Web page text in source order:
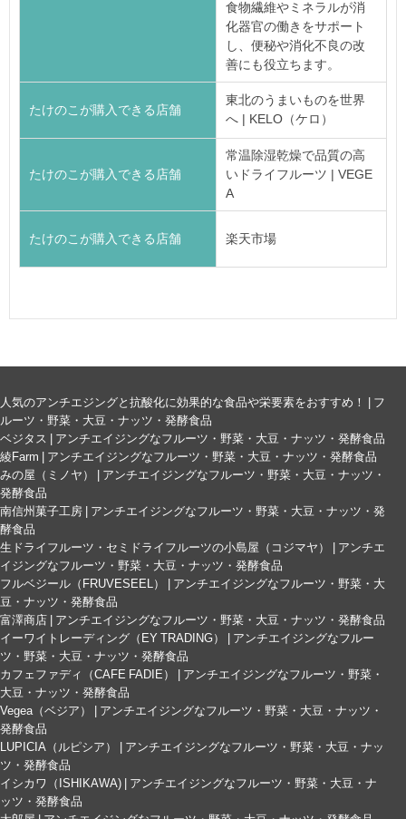
食物繊維やミネラルが消
化器官の働きをサポート
し、便秘や消化不良の改
善にも役立ちます。
たけのこが購入できる店舗
東北のうまいものを世界
へ | KELO（ケロ）
たけのこが購入できる店舗
常温除湿乾燥で品質の高
いドライフルーツ | VEGE
A
たけのこが購入できる店舗 楽天市場
人気のアンチエジングと抗酸化に効果的な食品や栄要素をおすすめ！ | フ
ルーツ・野菜・大豆・ナッツ・発酵食品
ベジタス | アンチエイジングなフルーツ・野菜・大豆・ナッツ・発酵食品
綾Farm | アンチエイジングなフルーツ・野菜・大豆・ナッツ・発酵食品
みの屋（ミノヤ） | アンチエイジングなフルーツ・野菜・大豆・ナッツ・
発酵食品
南信州菓子工房 | アンチエイジングなフルーツ・野菜・大豆・ナッツ・発
酵食品
生ドライフルーツ・セミドライフルーツの小島屋（コジマヤ） | アンチエ
イジングなフルーツ・野菜・大豆・ナッツ・発酵食品
フルベジール（FRUVESEEL） | アンチエイジングなフルーツ・野菜・大
豆・ナッツ・発酵食品
富澤商店 | アンチエイジングなフルーツ・野菜・大豆・ナッツ・発酵食品
イーワイトレーディング（EY TRADING） | アンチエイジングなフルー
ツ・野菜・大豆・ナッツ・発酵食品
カフェファディ（CAFE FADIE） | アンチエイジングなフルーツ・野菜・
大豆・ナッツ・発酵食品
Vegea（ベジア） | アンチエイジングなフルーツ・野菜・大豆・ナッツ・
発酵食品
LUPICIA（ルピシア） | アンチエイジングなフルーツ・野菜・大豆・ナッ
ツ・発酵食品
イシカワ（ISHIKAWA) | アンチエイジングなフルーツ・野菜・大豆・ナ
ッツ・発酵食品